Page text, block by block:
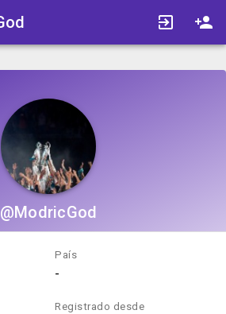
@ModricGod
País
-
Registrado desde